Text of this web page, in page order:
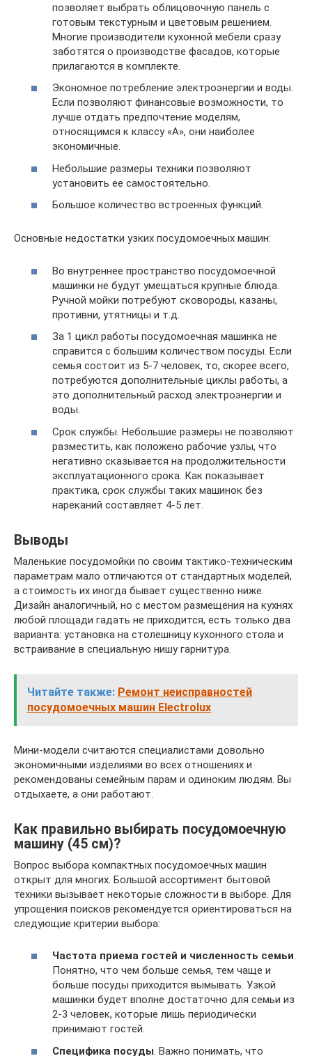
позволяет выбрать облицовочную панель с
готовым текстурным и цветовым решением.
Многие производители кухонной мебели сразу
заботятся о производстве фасадов, которые
прилагаются в комплекте.
Экономное потребление электроэнергии и воды.
Если позволяют финансовые возможности, то
лучше отдать предпочтение моделям,
относящимся к классу «А», они наиболее
экономичные.
Небольшие размеры техники позволяют
установить ее самостоятельно.
Большое количество встроенных функций.
Основные недостатки узких посудомоечных машин:
Во внутреннее пространство посудомоечной
машинки не будут умещаться крупные блюда.
Ручной мойки потребуют сковороды, казаны,
противни, утятницы и т.д.
За 1 цикл работы посудомоечная машинка не
справится с большим количеством посуды. Если
семья состоит из 5-7 человек, то, скорее всего,
потребуются дополнительные циклы работы, а
это дополнительный расход электроэнергии и
воды.
Срок службы. Небольшие размеры не позволяют
разместить, как положено рабочие узлы, что
негативно сказывается на продолжительности
эксплуатационного срока. Как показывает
практика, срок службы таких машинок без
нареканий составляет 4-5 лет.
Выводы
Маленькие посудомойки по своим тактико-техническим
параметрам мало отличаются от стандартных моделей,
а стоимость их иногда бывает существенно ниже.
Дизайн аналогичный, но с местом размещения на кухнях
любой площади гадать не приходится, есть только два
варианта: установка на столешницу кухонного стола и
встраивание в специальную нишу гарнитура.
Читайте также: Ремонт неисправностей
посудомоечных машин Electrolux
Мини-модели считаются специалистами довольно
экономичными изделиями во всех отношениях и
рекомендованы семейным парам и одиноким людям. Вы
отдыхаете, а они работают.
Как правильно выбирать посудомоечную
машину (45 см)?
Вопрос выбора компактных посудомоечных машин
открыт для многих. Большой ассортимент бытовой
техники вызывает некоторые сложности в выборе. Для
упрощения поисков рекомендуется ориентироваться на
следующие критерии выбора:
Частота приема гостей и численность семьи.
Понятно, что чем больше семья, тем чаще и
больше посуды приходится вымывать. Узкой
машинки будет вполне достаточно для семьи из
2-3 человек, которые лишь периодически
принимают гостей.
Специфика посуды . Важно понимать, что